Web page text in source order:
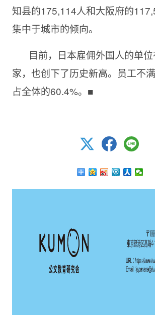
知县的175,114人和大阪府的
集中于城市的倾向。
目前，日本雇佣外国人的单
家，也创下了历史新高。员工不
占全体的60.4%。■